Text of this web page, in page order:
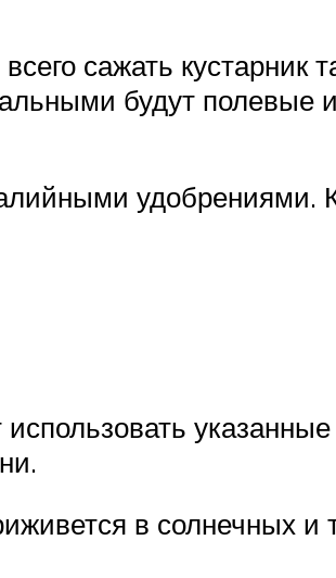
сажать кустарник
будут полевые
удобрениями.
в солнечных и